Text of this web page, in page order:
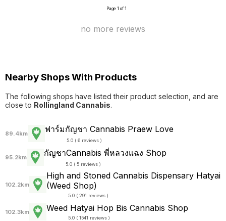
Page 1 of 1
no more reviews
Nearby Shops With Products
The following shops have listed their product selection, and are
close to Rollingland Cannabis.
89.4km ฟาร์มกัญชา Cannabis Praew Love
5.0 ( 6 reviews )
95.2km กัญชาCannabis พี่หลวงแฉง Shop
5.0 ( 5 reviews )
102.2km
High and Stoned Cannabis Dispensary Hatyai
(Weed Shop)
5.0 ( 291 reviews )
102.3km Weed Hatyai Hop Bis Cannabis Shop
5.0 ( 1541 reviews )